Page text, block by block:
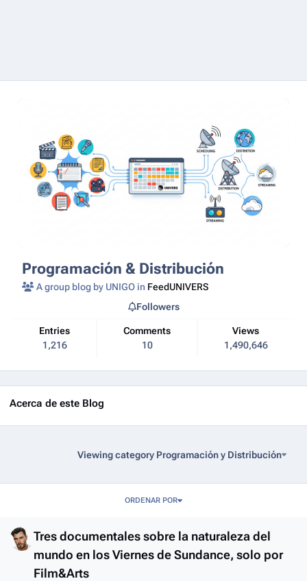
Programación & Distribución
A group blog by UNIGO in FeedUNIVERS
Entries
1,216
Comments
10
Views
1,490,646
Followers
Acerca de este Blog
Viewing category Programación y Distribución
ORDENAR POR
Tres documentales sobre la naturaleza del
mundo en los Viernes de Sundance, solo por
Film&Arts